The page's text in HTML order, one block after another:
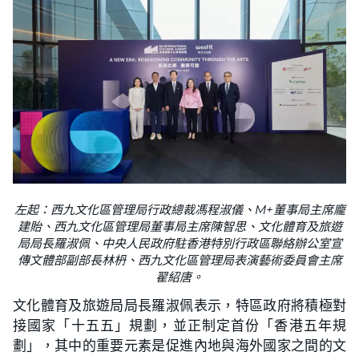
左起：西九文化區管理局行政總裁馮程淑儀、M+董事局主席龐
建貽、西九文化區管理局董事局主席陳智思、文化體育及旅遊
局局長羅淑佩、中央人民政府駐香港特別行政區聯絡辦公室宣
傳文體部副部長林枬、西九文化區管理局表演藝術委員會主席
翟紹唐。
文化體育及旅遊局局長羅淑佩表示，特區政府將積極對
接國家「十五五」規劃，並正制定首份「香港五年規
劃」，其中的重要元素是促進內地與海外國家之間的文